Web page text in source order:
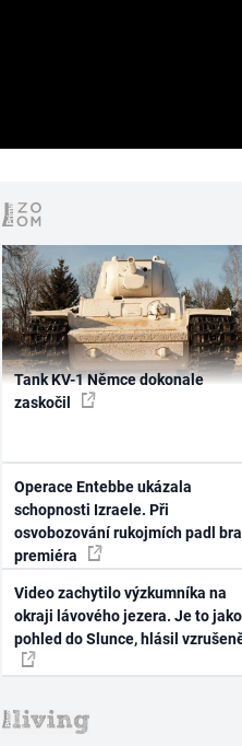
Tank KV-1 Němce dokonale
zaskočil
Operace Entebbe ukázala
schopnosti Izraele. Při
osvobozování rukojmích padl
premiéra
Video zachytilo výzkumníka na
okraji lávového jezera. Je to jako
pohled do Slunce, hlásil